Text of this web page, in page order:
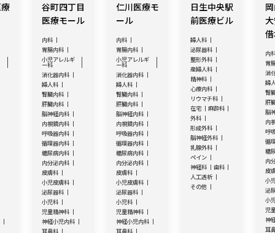
谷町四丁目
医療モール
内科
胃腸内科
小児アレルギ
ー科
消化器内科
婦人科
腎臓内科
肝臓内科
脳神経内科
内視鏡内科
呼吸器内科
循環器内科
糖尿病内科
内分泌内科
皮膚科
小児皮膚科
泌尿器科
小児科
児童精神科
神経小児内科
仁川医療モ
ール
内科
胃腸内科
小児アレルギ
ー科
消化器内科
婦人科
腎臓内科
肝臓内科
脳神経内科
内視鏡内科
呼吸器内科
循環器内科
糖尿病内科
内分泌内科
皮膚科
小児皮膚科
泌尿器科
小児科
児童精神科
神経小児内科
日生中央駅
前医療ビル
婦人科
泌尿器科
整形外科
産婦人科
精神科
心療内科
リウマチ科
在宅
麻酔科
外科
形成外科
脳神経外科
乳腺外科
ペイン
神経科
歯科
人工透析
その他
内
胃
消
婦
腎
肝
脳
内
呼
循
糖
内
皮
小
泌
小
児
神
耳